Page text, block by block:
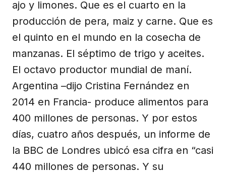
ajo y limones. Que es el cuarto en la
producción de pera, maiz y carne. Que es
el quinto en el mundo en la cosecha de
manzanas. El séptimo de trigo y aceites.
El octavo productor mundial de maní.
Argentina –dijo Cristina Fernández en
2014 en Francia- produce alimentos para
400 millones de personas. Y por estos
días, cuatro años después, un informe de
la BBC de Londres ubicó esa cifra en “casi
440 millones de personas. Y su